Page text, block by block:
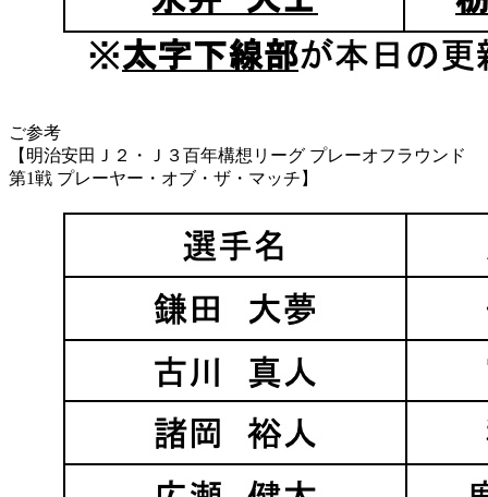
ご参考
【明治安田Ｊ２・Ｊ３百年構想リーグ プレーオフラウンド
第1戦 プレーヤー・オブ・ザ・マッチ】